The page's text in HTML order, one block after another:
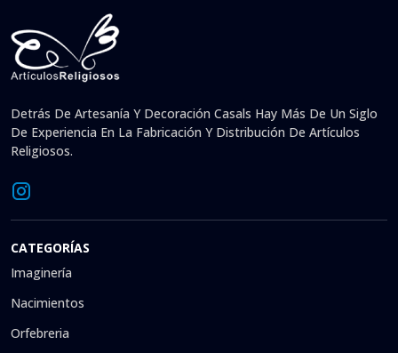
Detrás De Artesanía Y Decoración Casals Hay Más De Un Siglo
De Experiencia En La Fabricación Y Distribución De Artículos
Religiosos.
CATEGORÍAS
Imaginería
Nacimientos
Orfebreria